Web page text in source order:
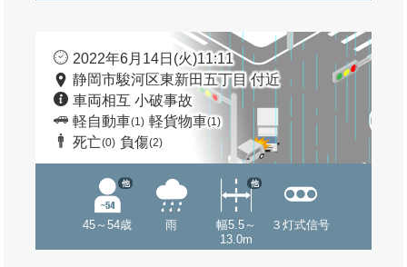
2022年6月14日(火)11:11
静岡市駿河区東新田五丁目 付近
車両相互 小破事故
軽自動車(1) 軽貨物車(1)
死亡(0) 負傷(2)
45～54歳
他
雨
幅5.5～
13.0m
他
３灯式信号